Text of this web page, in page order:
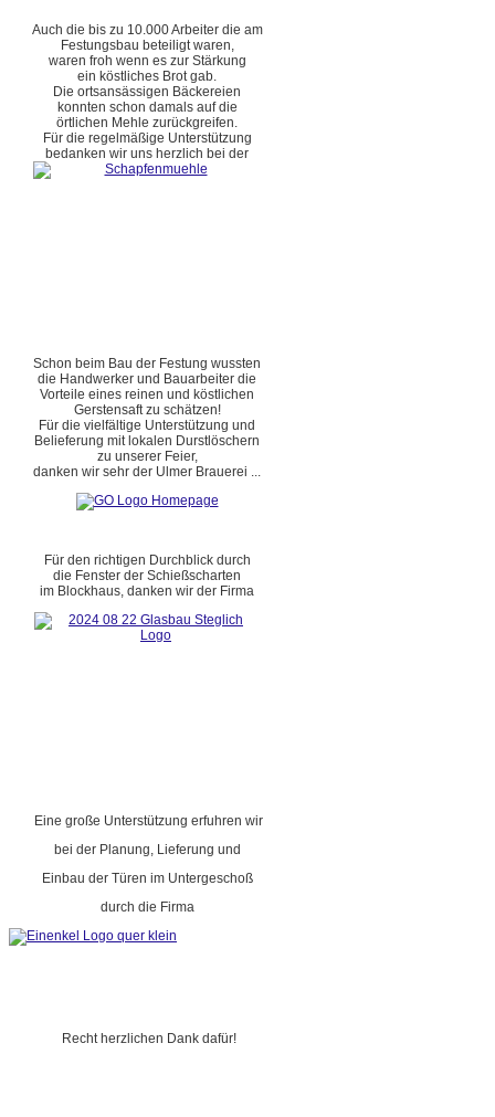
Auch die bis zu 10.000 Arbeiter die am
Festungsbau beteiligt waren,
waren froh wenn es zur Stärkung
ein köstliches Brot gab.
Die ortsansässigen Bäckereien
konnten schon damals auf die
örtlichen Mehle zurückgreifen.
Für die regelmäßige Unterstützung
bedanken wir uns herzlich bei der
Schon beim Bau der Festung wussten
die Handwerker und Bauarbeiter die
Vorteile eines reinen und köstlichen
Gerstensaft zu schätzen!
Für die vielfältige Unterstützung und
Belieferung mit lokalen Durstlöschern
zu unserer Feier,
danken wir sehr der Ulmer Brauerei ...
Für den richtigen Durchblick durch
die Fenster der Schießscharten
im Blockhaus, danken wir der Firma
Eine große Unterstützung erfuhren wir
bei der Planung, Lieferung und
Einbau der Türen im Untergeschoß
durch die Firma
Recht herzlichen Dank dafür!